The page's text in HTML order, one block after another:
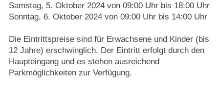
Samstag, 5. Oktober 2024 von 09:00 Uhr bis 18:00 Uhr
Sonntag, 6. Oktober 2024 von 09:00 Uhr bis 14:00 Uhr
Die Eintrittspreise sind für Erwachsene und Kinder (bis
12 Jahre) erschwinglich. Der Eintritt erfolgt durch den
Haupteingang und es stehen ausreichend
Parkmöglichkeiten zur Verfügung.